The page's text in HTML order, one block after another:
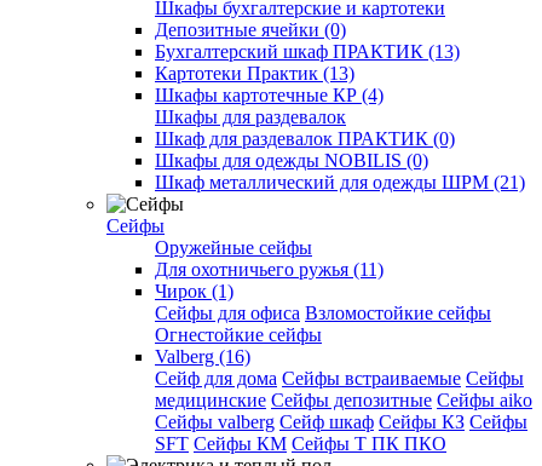
Шкафы бухгалтерские и картотеки
Депозитные ячейки (0)
Бухгалтерский шкаф ПРАКТИК (13)
Картотеки Практик (13)
Шкафы картотечные КР (4)
Шкафы для раздевалок
Шкаф для раздевалок ПРАКТИК (0)
Шкафы для одежды NOBILIS (0)
Шкаф металлический для одежды ШРМ (21)
Сейфы
Оружейные сейфы
Для охотничьего ружья (11)
Чирок (1)
Сейфы для офиса Взломостойкие сейфы
Огнестойкие сейфы
Valberg (16)
Cейф для дома Сейфы встраиваемые Сейфы
медицинские Сейфы депозитные Сейфы aiko
Сейфы valberg Сейф шкаф Сейфы КЗ Сейфы
SFT Сейфы КМ Сейфы Т ПК ПКО